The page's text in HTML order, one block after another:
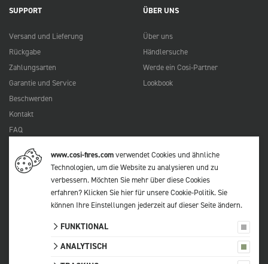
SUPPORT
Versand und Lieferung
Rückgabe
Zahlungsarten
Garantie und Service
Beschwerden
Kontakt
FAQ
ÜBER UNS
Über uns
Händlersuche
Werde ein Cosi-Partner
Lookbook
© 2026 Cosi
Alle Preise verstehen sich inkl. MwSt.
Datenschutzerklärung
Cookie-Einstellungen
www.cosi-fires.comverwendet Cookies und ähnliche
Technologien, um die Website zu analysieren und zu
verbessern. Möchten Sie mehr über diese Cookies
erfahren? Klicken Sie hier für unsere Cookie-Politik. Sie
können Ihre Einstellungen jederzeit aufdieser Seiteändern.
FUNKTIONAL
ANALYTISCH